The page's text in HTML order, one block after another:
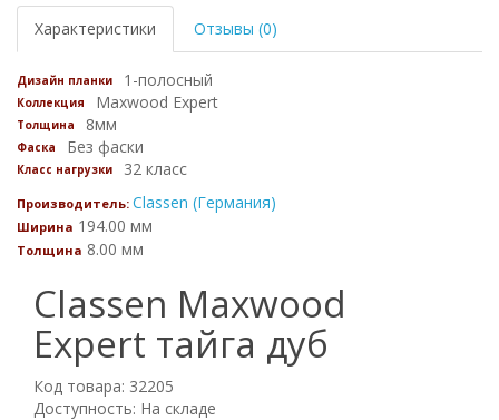
Характеристики Отзывы (0)
Дизайн планки 1-полосный
Коллекция Maxwood Expert
Толщина 8мм
Фаска Без фаски
Класс нагрузки 32 класс
Производитель: Classen (Германия)
Ширина 194.00 мм
Толщина 8.00 мм
Classen Maxwood
Expert тайга дуб
Код товара: 32205
Доступность: На складе